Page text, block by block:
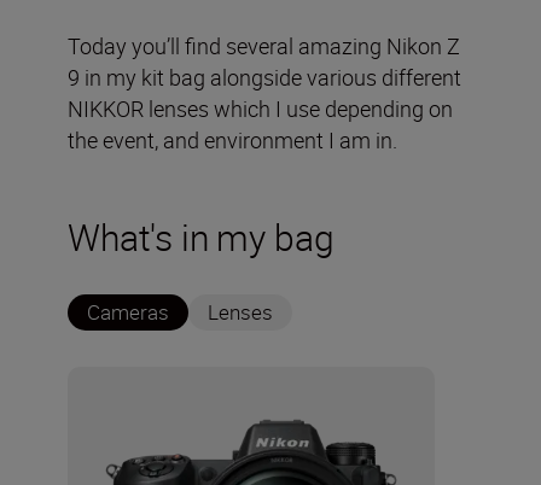
Today you’ll find several amazing Nikon Z
9 in my kit bag alongside various different
NIKKOR lenses which I use depending on
the event, and environment I am in.
What's in my bag
Cameras Lenses